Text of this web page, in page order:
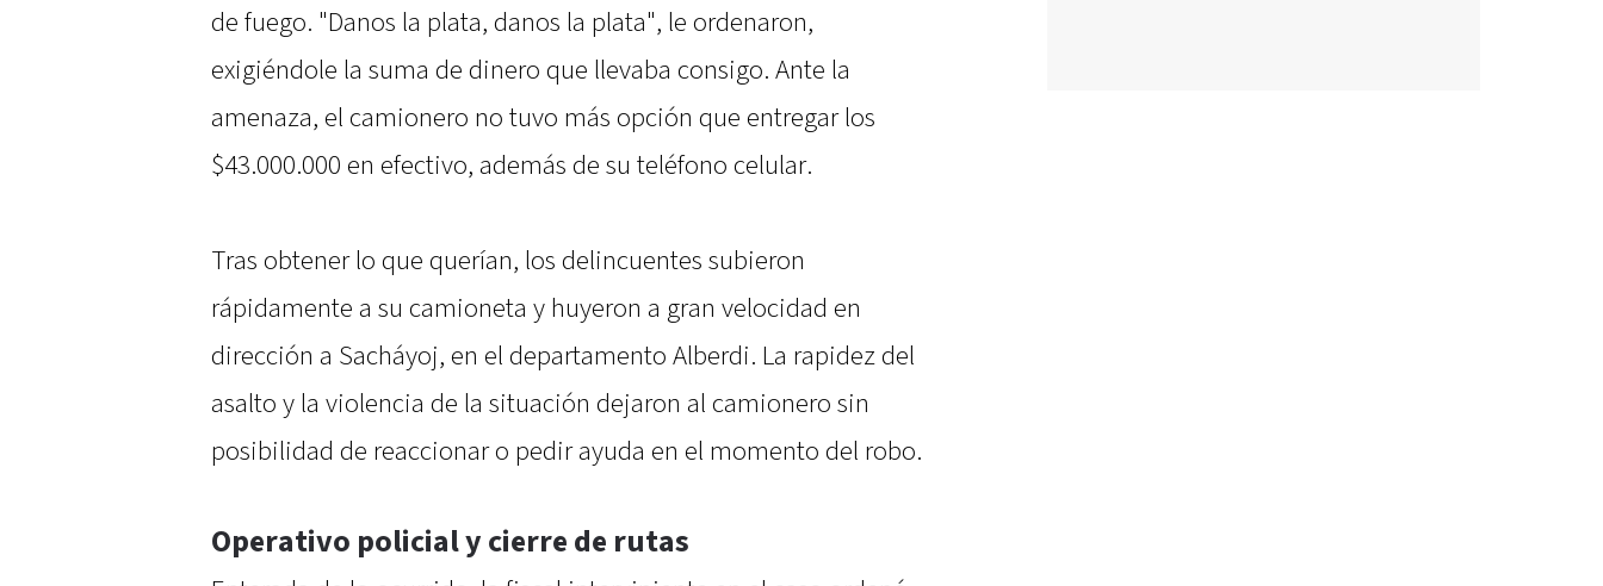
de fuego. "Danos la plata, danos la plata", le ordenaron,
exigiéndole la suma de dinero que llevaba consigo. Ante la
amenaza, el camionero no tuvo más opción que entregar los
$43.000.000 en efectivo, además de su teléfono celular.
Tras obtener lo que querían, los delincuentes subieron
rápidamente a su camioneta y huyeron a gran velocidad en
dirección a Sacháyoj, en el departamento Alberdi. La rapidez del
asalto y la violencia de la situación dejaron al camionero sin
posibilidad de reaccionar o pedir ayuda en el momento del robo.
Operativo policial y cierre de rutas